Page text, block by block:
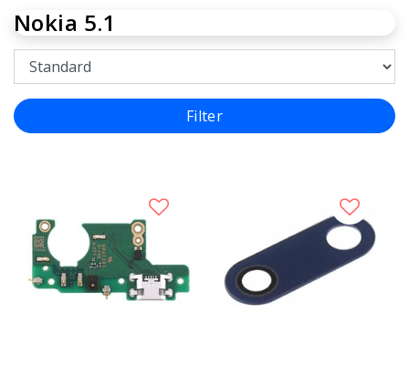
Nokia 5.1
Filter